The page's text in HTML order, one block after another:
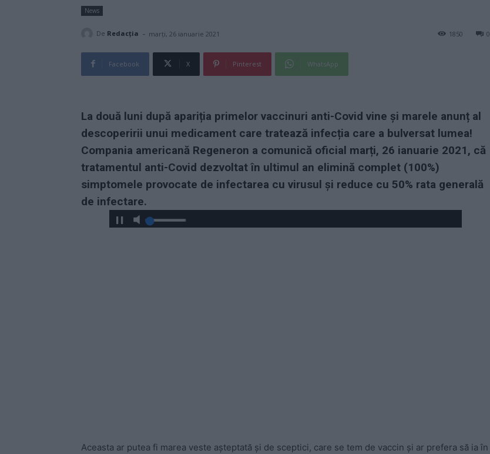
News
De Redacţia - marți, 26 ianuarie 2021 0
1850
Facebook X Pinterest WhatsApp
La două luni după apariția primelor vaccinuri anti-Covid vine și marele anunț al
descoperirii unui medicament care tratează infecția care a bulversat lumea!
Compania americană Regeneron a comunică oficial marți, 26 ianuarie 2021, că
tratamentul anti-Covid dezvoltat în ultimul an elimină complet (100%)
simptomele provocate de infectarea cu virusul și reduce cu 50% rata generală
de infectare.
Aceasta ar putea fi marea veste așteptată și de sceptici, care se tem de vaccin și ar prefera să ia în